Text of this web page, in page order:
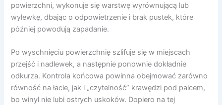
powierzchni, wykonuje się warstwę wyrównującą lub
wylewkę, dbając o odpowietrzenie i brak pustek, które
później powodują zapadanie.
Po wyschnięciu powierzchnię szlifuje się w miejscach
przejść i nadlewek, a następnie ponownie dokładnie
odkurza. Kontrola końcowa powinna obejmować zarówno
równość na łacie, jak i „czytelność” krawędzi pod palcem,
bo winyl nie lubi ostrych uskoków. Dopiero na tej